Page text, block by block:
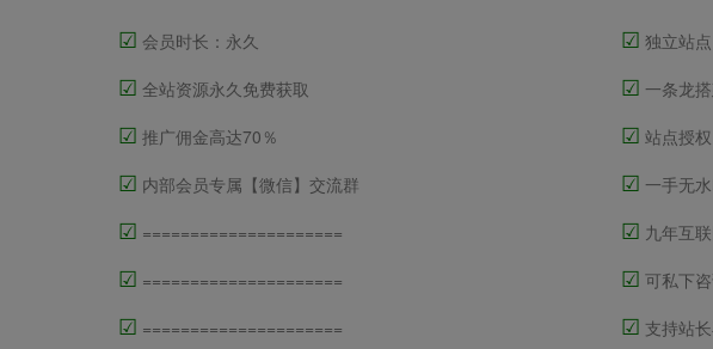
☑ 会员时长：永久
☑ 全站资源永久免费获取
☑ 推广佣金高达70％
☑ 内部会员专属【微信】交流群
☑ =====================
☑ =====================
☑ =====================
☑ 独立站
☑ 一条龙
☑ 站点授
☑ 一手无
☑ 九年互
☑ 可私下
☑ 支持站